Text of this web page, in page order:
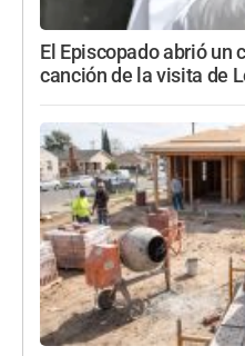
El Episcopado abrió un
canción de la visita de